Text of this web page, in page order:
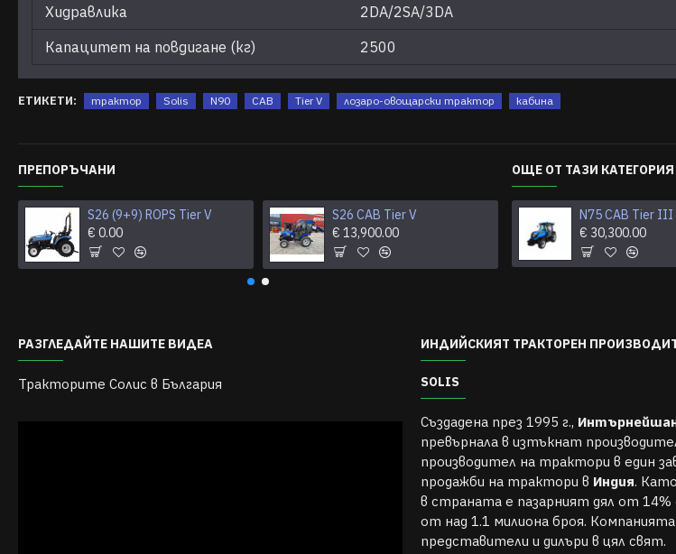
Хидравлика
2DA/2SA/3DA
Капацитет на повдигане (кг)
2500
ЕТИКЕТИ: трактор Solis N90 CAB Tier V лозаро-овощарски трактор кабина
ПРЕПОРЪЧАНИ
S26 (9+9) ROPS Tier V
€ 0.00
S26 CAB Tier V
€ 13,900.00
S26 ROPS Tier V
€ 0.00
ОЩЕ ОТ ТАЗИ КАТЕГОРИЯ
N75 CAB Tier III
€ 30,300.00
РАЗГЛЕДАЙТЕ НАШИТЕ ВИДЕА
Тракторите Солис в България
ИНДИЙСКИЯТ ТРАКТОРЕН
SOLIS
Създадена през 1995 г.,
превърнала в изтъкнат
производител на трактори в един
продажби на трактори в Индия.
в страната е пазарният дял от
от над 1.1 милиона броя.
представители и дилъри в цял свят.